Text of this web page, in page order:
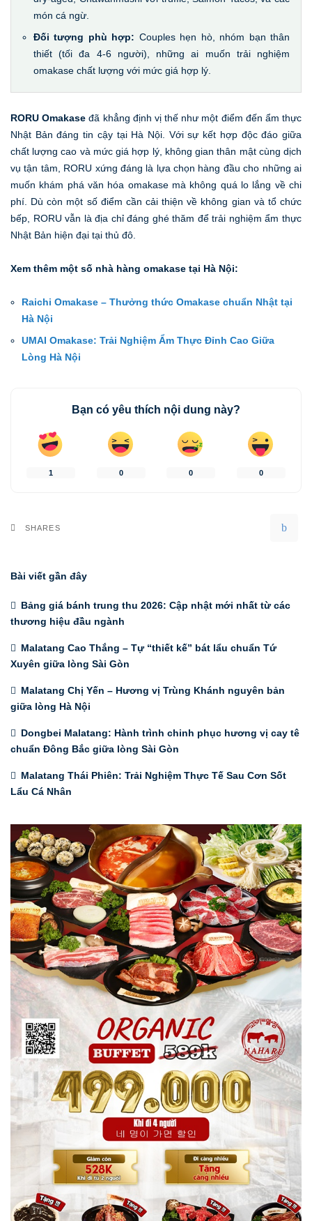
món cá ngừ.
Đối tượng phù hợp: Couples hẹn hò, nhóm bạn thân
thiết (tối đa 4-6 người), những ai muốn trải nghiệm
omakase chất lượng với mức giá hợp lý.
RORU Omakase đã khẳng định vị thế như một điểm đến ẩm thực
Nhật Bản đáng tin cậy tại Hà Nội. Với sự kết hợp độc đáo giữa
chất lượng cao và mức giá hợp lý, không gian thân mật cùng dịch
vụ tận tâm, RORU xứng đáng là lựa chọn hàng đầu cho những ai
muốn khám phá văn hóa omakase mà không quá lo lắng về chi
phí. Dù còn một số điểm cần cải thiện về không gian và tổ chức
bếp, RORU vẫn là địa chỉ đáng ghé thăm để trải nghiệm ẩm thực
Nhật Bản hiện đại tại thủ đô.
Xem thêm một số nhà hàng omakase tại Hà Nội:
Raichi Omakase – Thưởng thức Omakase chuẩn Nhật tại
Hà Nội
UMAI Omakase: Trải Nghiệm Ẩm Thực Đỉnh Cao Giữa
Lòng Hà Nội
Bạn có yêu thích nội dung này?
1 0 0 0
SHARES
Bài viết gần đây
Bảng giá bánh trung thu 2026: Cập nhật mới nhất từ các
thương hiệu đầu ngành
Malatang Cao Thắng – Tự “thiết kế” bát lẩu chuẩn Tứ
Xuyên giữa lòng Sài Gòn
Malatang Chị Yến – Hương vị Trùng Khánh nguyên bản
giữa lòng Hà Nội
Dongbei Malatang: Hành trình chinh phục hương vị cay tê
chuẩn Đông Bắc giữa lòng Sài Gòn
Malatang Thái Phiên: Trải Nghiệm Thực Tế Sau Cơn Sốt
Lẩu Cá Nhân